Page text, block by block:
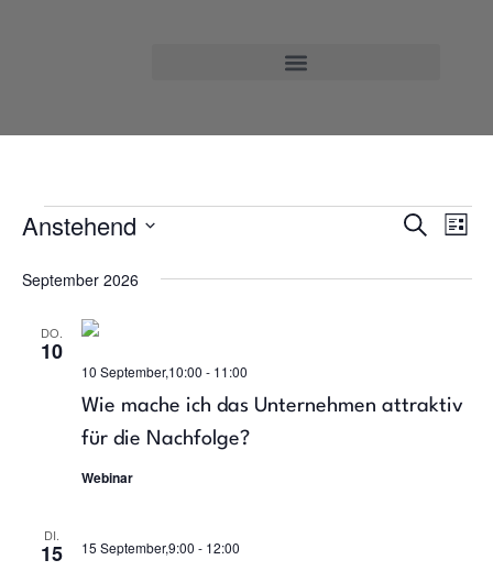
Suche
Suche
Liste
Anstehend
September 2026
DO.
10
Wie mache ich das Unternehmen attraktiv
für die Nachfolge?
10 September,10:00 - 11:00
Webinar
DI.
15 15 September,9:00 - 12:00